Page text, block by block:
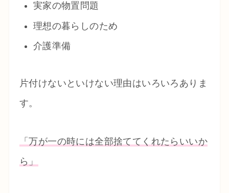
実家の物置問題
理想の暮らしのため
介護準備
片付けないといけない理由はいろいろありま
す。
「万が一の時には全部捨ててくれたらいいか
ら」